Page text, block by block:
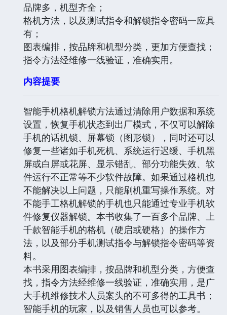
品牌多，机型齐全；
格机方法，以及测试指令和解锁指令密码一应具
有；
图表编排，按品牌和机型分类，更加方便查找；
指令方法经维修一线验证，准确实用。
内容提要
智能手机格机解锁方法通过清除用户数据和系统
设置，恢复手机状态到出厂模式，不仅可以解除
手机的话机锁、屏幕锁（图形锁），同时还可以
修复一些诸如手机死机、系统运行迟缓、手机黑
屏或白屏或花屏、显示错乱、部分功能失效、软
件运行不正常等不少软件故障。如果通过格机也
不能解决以上问题，只能刷机重写操作系统。对
不能手工格机解锁的手机也只能通过专业手机软
件修复仪器解锁。本书收集了一百多个品牌、上
千款智能手机的格机（硬启或硬格）的操作方
法，以及部分手机测试指令与解锁指令密码等资
料。
本书采用图表编排，按品牌和机型分类，方便查
找，指令方法经维修一线验证，准确实用，是广
大手机维修技术人员案头的不可多得的工具书；
智能手机的玩家，以及销售人员也可以参考。